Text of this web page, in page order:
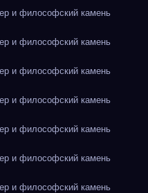
и философский камень
и философский камень
и философский камень
и философский камень
и философский камень
и философский камень
и философский камень